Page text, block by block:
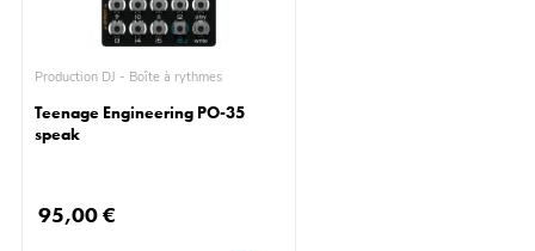
Production DJ - Boîte à rythmes
Teenage Engineering PO-35
speak
95,00 €